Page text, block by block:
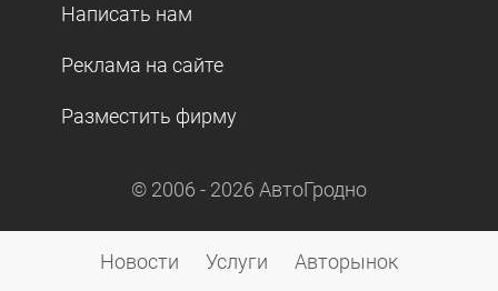
Написать нам
Реклама на сайте
Разместить фирму
© 2006 - 2026 АвтоГродно
Новости Услуги Авторынок